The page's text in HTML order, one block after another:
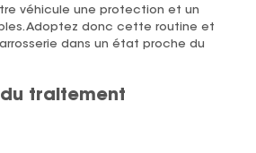
véhicule une protection et un
Adoptez donc cette routine et
dans un état proche du
traitement